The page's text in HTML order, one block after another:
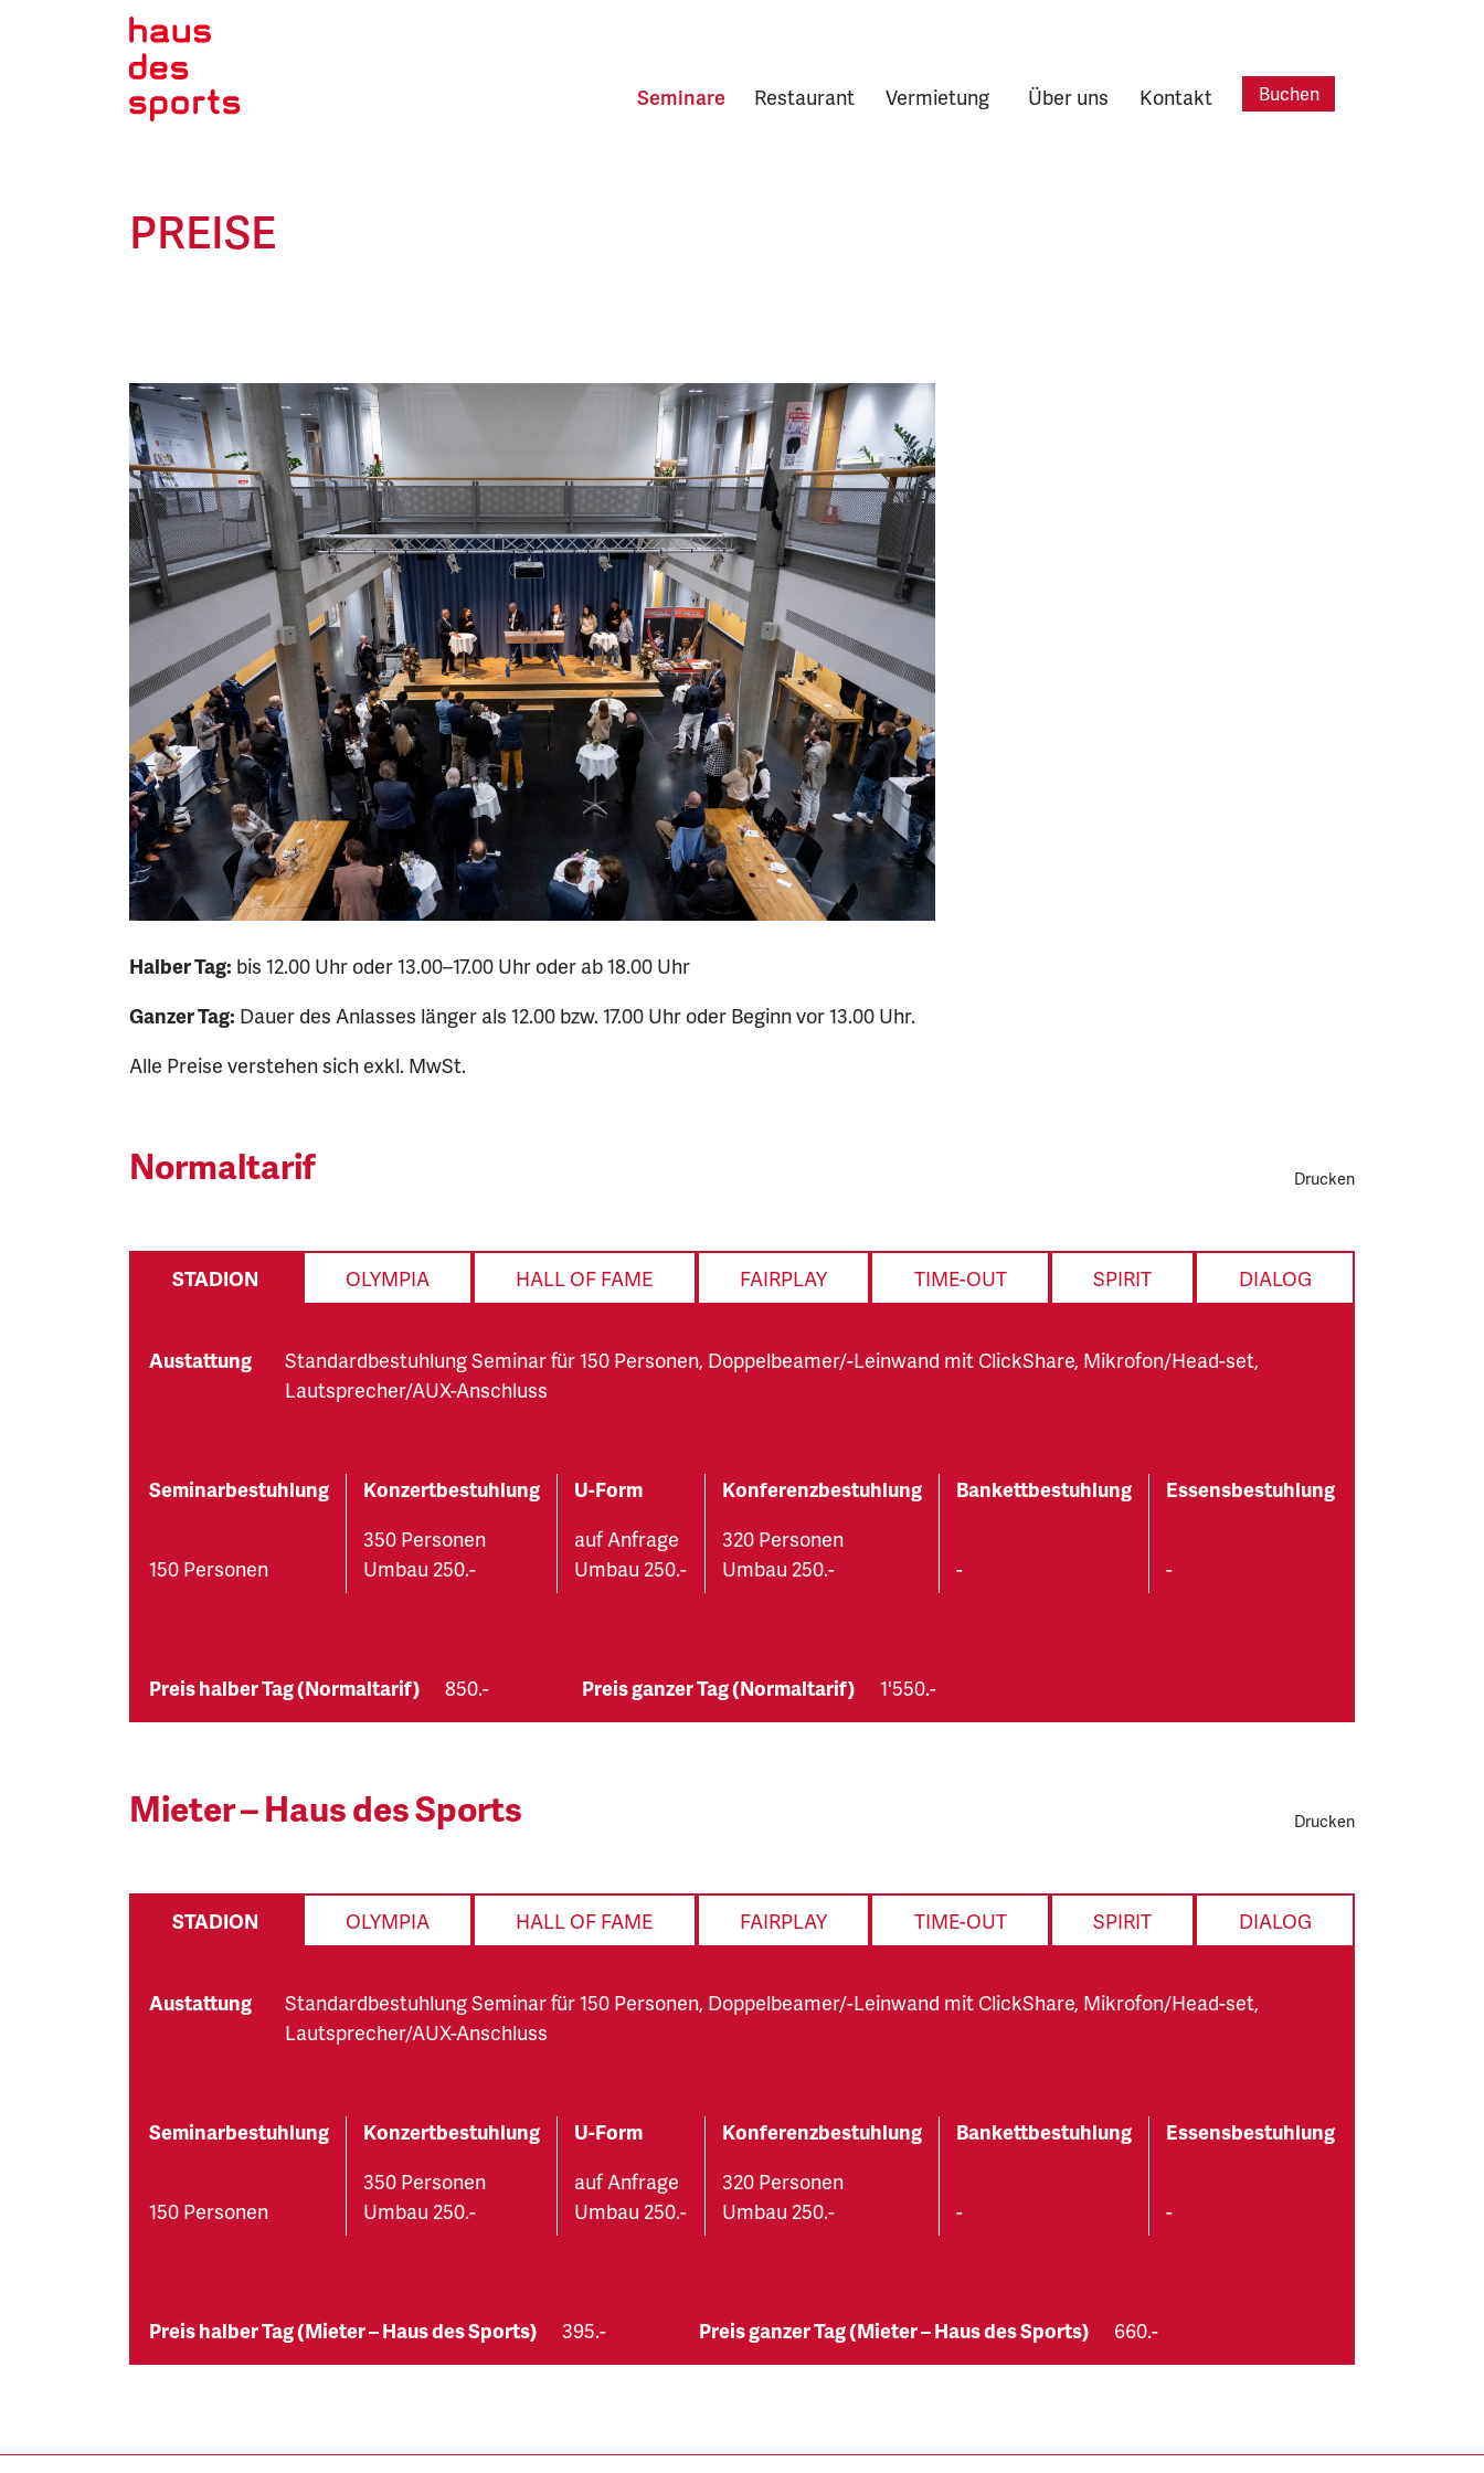
Seminare Restaurant Vermietung Über uns Kontakt Buchen
PREISE
Halber Tag: bis 12.00 Uhr oder 13.00–17.00 Uhr oder ab 18.00 Uhr
Ganzer Tag: Dauer des Anlasses länger als 12.00 bzw. 17.00 Uhr oder Beginn vor 13.00 Uhr.
Alle Preise verstehen sich exkl. MwSt.
Normaltarif Drucken
STADION OLYMPIA HALL OF FAME FAIRPLAY TIME-OUT SPIRIT DIALOG
Austattung
Standardbestuhlung Seminar für 150 Personen, Doppelbeamer/-Leinwand mit ClickShare, Mikrofon/Head-set,
Lautsprecher/AUX-Anschluss
Seminarbestuhlung
150 Personen
Konzertbestuhlung
350 Personen
Umbau 250.-
U-Form
auf Anfrage
Umbau 250.-
Konferenzbestuhlung
320 Personen
Umbau 250.-
Bankettbestuhlung
-
Essensbestuhlung
-
Preis halber Tag (Normaltarif) 850.- Preis ganzer Tag (Normaltarif) 1'550.-
Mieter – Haus des Sports Drucken
STADION OLYMPIA HALL OF FAME FAIRPLAY TIME-OUT SPIRIT DIALOG
Austattung
Standardbestuhlung Seminar für 150 Personen, Doppelbeamer/-Leinwand mit ClickShare, Mikrofon/Head-set,
Lautsprecher/AUX-Anschluss
Seminarbestuhlung
150 Personen
Konzertbestuhlung
350 Personen
Umbau 250.-
U-Form
auf Anfrage
Umbau 250.-
Konferenzbestuhlung
320 Personen
Umbau 250.-
Bankettbestuhlung
-
Essensbestuhlung
-
Preis halber Tag (Mieter – Haus des Sports) 395.- Preis ganzer Tag (Mieter – Haus des Sports) 660.-